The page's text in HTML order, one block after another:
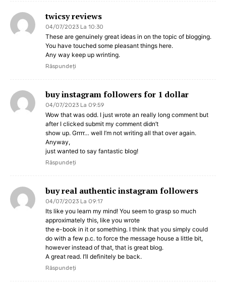
twicsy reviews
04/07/2023 La 10:30
These are genuinely great ideas in on the topic of blogging.
You have touched some pleasant things here.
Any way keep up wrinting.
Răspundeți
buy instagram followers for 1 dollar
04/07/2023 La 09:59
Wow that was odd. I just wrote an really long comment but
after I clicked submit my comment didn’t
show up. Grrrr… well I’m not writing all that over again.
Anyway,
just wanted to say fantastic blog!
Răspundeți
buy real authentic instagram followers
04/07/2023 La 09:17
Its like you learn my mind! You seem to grasp so much
approximately this, like you wrote
the e-book in it or something. I think that you simply could
do with a few p.c. to force the message house a little bit,
however instead of that, that is great blog.
A great read. I’ll definitely be back.
Răspundeți